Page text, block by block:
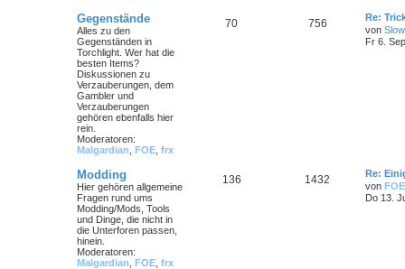
Gegenstände
Alles zu den
Gegenständen in
Torchlight. Wer hat die
besten Items?
Diskussionen zu
Verzauberungen, dem
Gambler und
Verzauberungen
gehören ebenfalls hier
rein.
Moderatoren:
Malgardian FOE frx
70 756
Re:
von
Fr 6.
Modding
Hier gehören allgemeine
Fragen rund ums
Modding/Mods, Tools
und Dinge, die nicht in
die Unterforen passen,
hinein.
Moderatoren:
Malgardian FOE frx
136 1432
Re:
von FOE
Do 13.